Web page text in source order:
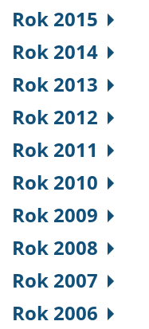
Rok 2015
Rok 2014
Rok 2013
Rok 2012
Rok 2011
Rok 2010
Rok 2009
Rok 2008
Rok 2007
Rok 2006